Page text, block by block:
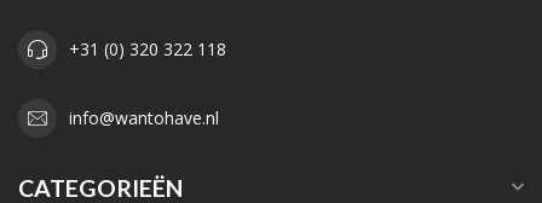
+31 (0) 320 322 118
info@wantohave.nl
CATEGORIEËN